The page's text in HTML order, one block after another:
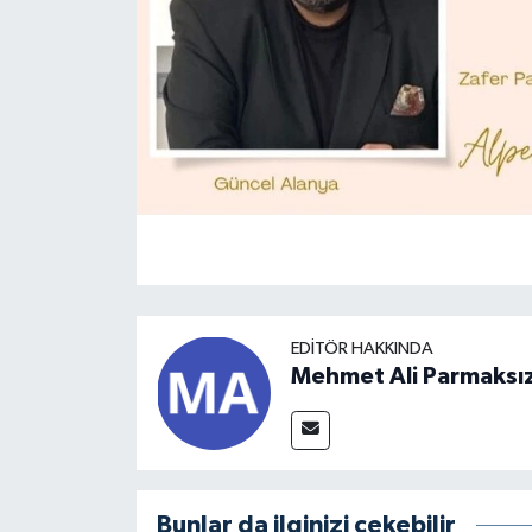
EDITÖR HAKKINDA
Mehmet Ali
Bunlar da ilginizi çekebilir